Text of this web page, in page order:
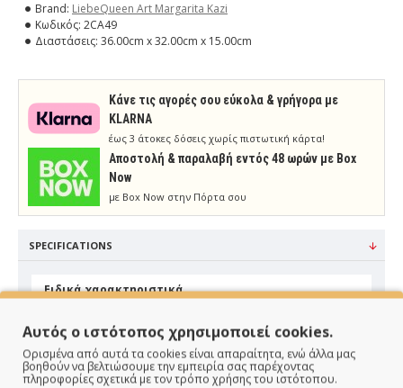
Brand: LiebeQueen Art Margarita Kazi
Κωδικός: 2CA49
Διαστάσεις: 36.00cm x 32.00cm x 15.00cm
Κάνε τις αγορές σου εύκολα & γρήγορα με
KLARNA
έως 3 άτοκες δόσεις χωρίς πιστωτική κάρτα!
Aποστολή & παραλαβή εντός 48 ωρών με Box
Now
με Box Now στην Πόρτα σου
SPECIFICATIONS
Ειδικά χαρακτηριστικά
Χρώμα
Αυτός ο ιστότοπος χρησιμοποιεί cookies.
Ορισμένα από αυτά τα cookies είναι απαραίτητα, ενώ άλλα μας
βοηθούν να βελτιώσουμε την εμπειρία σας παρέχοντας
πληροφορίες σχετικά με τον τρόπο χρήσης του ιστότοπου.